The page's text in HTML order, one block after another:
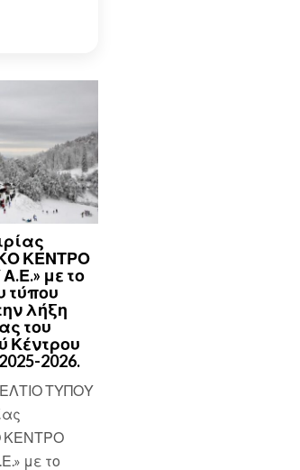
ΚΕΝΤΡΟ
με το
τύπου
λήξη
του
Κέντρου
2026.
ΤΥΠΟΥ
ΚΕΝΤΡΟ
με το